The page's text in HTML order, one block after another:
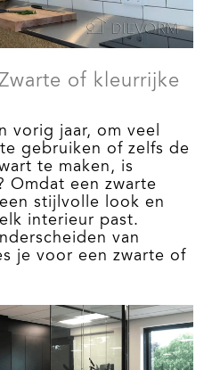
of kleurrijke
vorig jaar, om veel
gebruiken of zelfs de
te maken, is
Omdat een zwarte
stijlvolle look en
interieur past.
van
je voor een zwarte of